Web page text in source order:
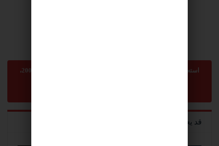
استعمال المضامين بموجب بند 27 أ لقانون الحقوق الأدبية لسنة 2007،
قد يعجبك ايضا